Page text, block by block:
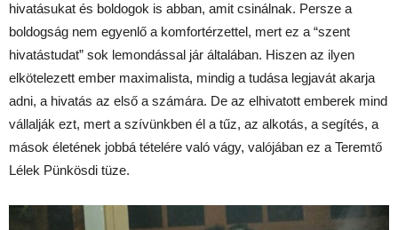
hivatásukat és boldogok is abban, amit csinálnak. Persze a
boldogság nem egyenlő a komfortérzettel, mert ez a “szent
hivatástudat” sok lemondással jár általában. Hiszen az ilyen
elkötelezett ember maximalista, mindig a tudása legjavát akarja
adni, a hivatás az első a számára. De az elhivatott emberek mind
vállalják ezt, mert a szívünkben él a tűz, az alkotás, a segítés, a
mások életének jobbá tételére való vágy, valójában ez a Teremtő
Lélek Pünkösdi tüze.